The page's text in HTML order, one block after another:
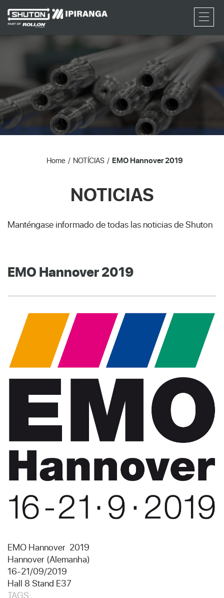
RFQ
Home NOTÍCIAS EMO Hannover 2019
NOTICIAS
Manténgase informado de todas las noticias de Shuton
EMO Hannover 2019
EMO Hannover 2019
Hannover (Alemanha)
16-21/09/2019
Hall 8 Stand E37
TAGS: